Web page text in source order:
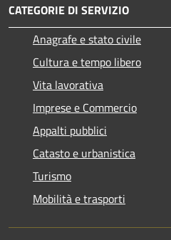
CATEGORIE DI SERVIZIO
Anagrafe e stato civile
Cultura e tempo libero
Vita lavorativa
Imprese e Commercio
Appalti pubblici
Catasto e urbanistica
Turismo
Mobilità e trasporti